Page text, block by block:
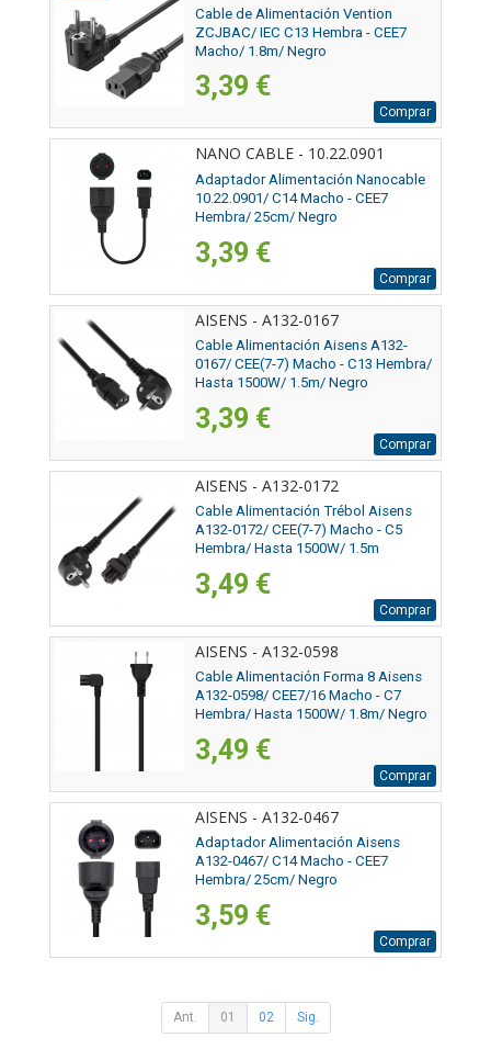
Cable de Alimentación Vention
ZCJBAC/ IEC C13 Hembra - CEE7
Macho/ 1.8m/ Negro
3,39 €
Comprar
NANO CABLE - 10.22.0901
Adaptador Alimentación Nanocable
10.22.0901/ C14 Macho - CEE7
Hembra/ 25cm/ Negro
3,39 €
Comprar
AISENS - A132-0167
Cable Alimentación Aisens A132-
0167/ CEE(7-7) Macho - C13 Hembra/
Hasta 1500W/ 1.5m/ Negro
3,39 €
Comprar
AISENS - A132-0172
Cable Alimentación Trébol Aisens
A132-0172/ CEE(7-7) Macho - C5
Hembra/ Hasta 1500W/ 1.5m
3,49 €
Comprar
AISENS - A132-0598
Cable Alimentación Forma 8 Aisens
A132-0598/ CEE7/16 Macho - C7
Hembra/ Hasta 1500W/ 1.8m/ Negro
3,49 €
Comprar
AISENS - A132-0467
Adaptador Alimentación Aisens
A132-0467/ C14 Macho - CEE7
Hembra/ 25cm/ Negro
3,59 €
Comprar
Ant. 01 02 Sig.